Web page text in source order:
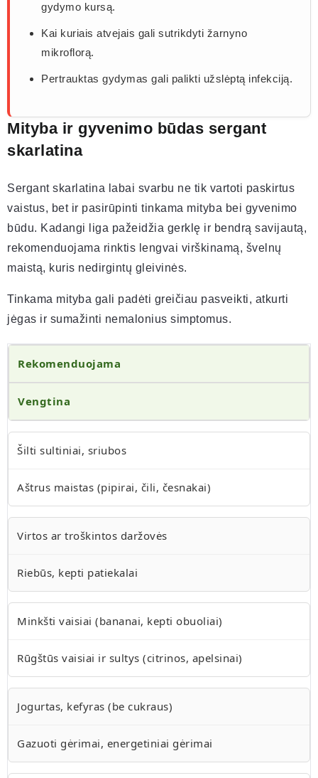
gydymo kursą.
Kai kuriais atvejais gali sutrikdyti žarnyno
mikroflorą.
Pertrauktas gydymas gali palikti užslėptą infekciją.
Mityba ir gyvenimo būdas sergant
skarlatina
Sergant skarlatina labai svarbu ne tik vartoti paskirtus
vaistus, bet ir pasirūpinti tinkama mityba bei gyvenimo
būdu. Kadangi liga pažeidžia gerklę ir bendrą savijautą,
rekomenduojama rinktis lengvai virškinamą, švelnų
maistą, kuris nedirgintų gleivinės.
Tinkama mityba gali padėti greičiau pasveikti, atkurti
jėgas ir sumažinti nemalonius simptomus.
Rekomenduojama
Vengtina
Šilti sultiniai, sriubos
Aštrus maistas (pipirai, čili, česnakai)
Virtos ar troškintos daržovės
Riebūs, kepti patiekalai
Minkšti vaisiai (bananai, kepti obuoliai)
Rūgštūs vaisiai ir sultys (citrinos, apelsinai)
Jogurtas, kefyras (be cukraus)
Gazuoti gėrimai, energetiniai gėrimai